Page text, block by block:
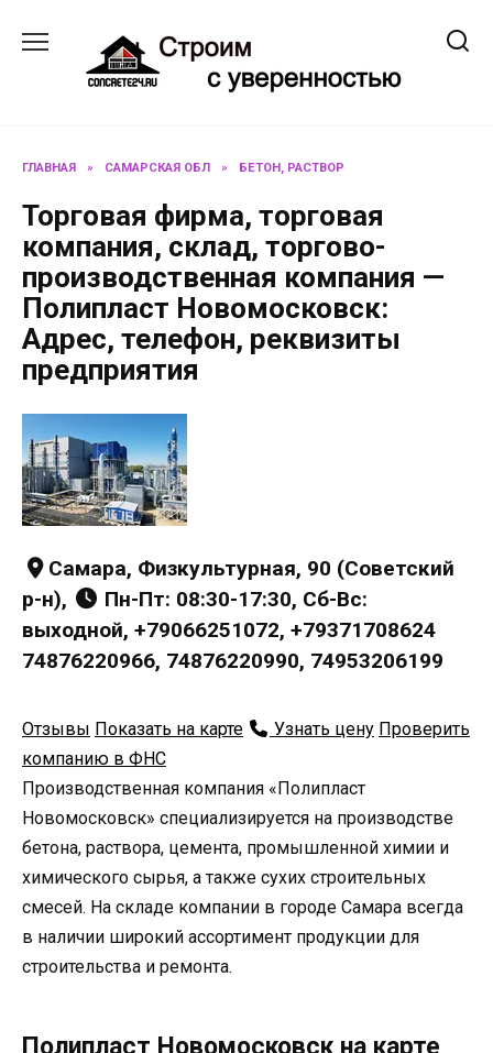
содержанию
ГЛАВНАЯ » САМАРСКАЯ ОБЛ » БЕТОН, РАСТВОР
Торговая фирма, торговая
компания, склад, торгово-
производственная компания —
Полипласт Новомосковск:
Адрес, телефон, реквизиты
предприятия
Самара, Физкультурная, 90 (Советский
р-н),
Пн-Пт: 08:30-17:30, Сб-Вс:
выходной, +79066251072, +79371708624
74876220966, 74876220990, 74953206199
Отзывы Показать на карте Узнать цену Проверить
компанию в ФНС
Производственная компания «Полипласт
Новомосковск» специализируется на производстве
бетона, раствора, цемента, промышленной химии и
химического сырья, а также сухих строительных
смесей. На складе компании в городе Самара всегда
в наличии широкий ассортимент продукции для
строительства и ремонта.